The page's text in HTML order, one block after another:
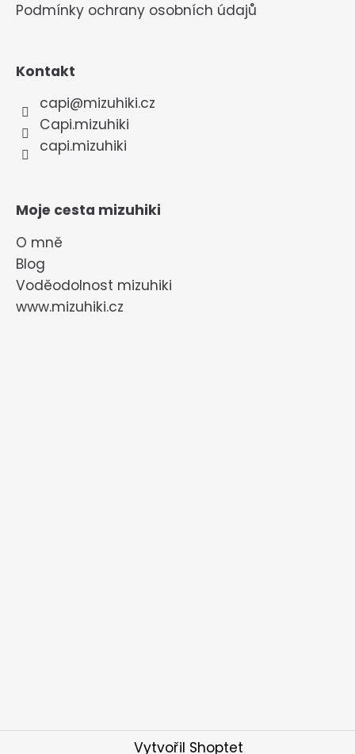
Podmínky ochrany osobních údajů
Kontakt
capi@mizuhiki.cz
Capi.mizuhiki
capi.mizuhiki
Moje cesta mizuhiki
O mně
Blog
Voděodolnost mizuhiki
www.mizuhiki.cz
Vytvořil Shoptet